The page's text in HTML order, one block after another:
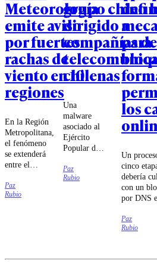
Meteorología
emite aviso
por fuertes
rachas de
viento en 10
regiones
En la Región
Metropolitana,
el fenómeno
se extenderá
entre el
el jueves 13
de agosto.
Paz
Rubio
grupo chino
dirigido a
compañías de
chilenas
Una
malware
asociado al
Ejército
Popular de
chino habría
intentado
Paz
Rubio
para
los
Un
cinco
debería
con un
por DNS
de
tribunal.
Paz
Rubio